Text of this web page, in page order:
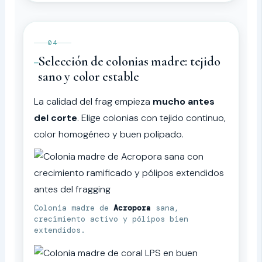
04
Selección de colonias madre: tejido
sano y color estable
La calidad del frag empieza mucho antes
del corte. Elige colonias con tejido continuo,
color homogéneo y buen polipado.
Colonia madre de Acropora sana,
crecimiento activo y pólipos bien
extendidos.